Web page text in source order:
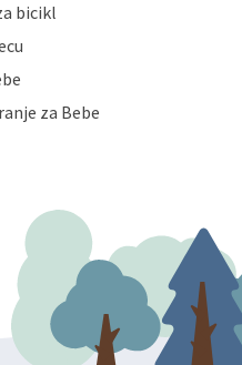
povjerljivost Vaših osobnih
podataka samo onim svojim
Napominjemo da
i objašnjenja odustati od
osobnih podataka. Opoziv
bicikl
za Bebe